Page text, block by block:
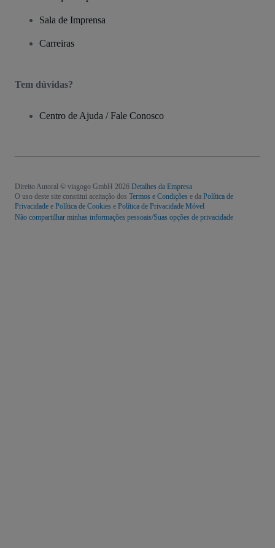
Sala de Imprensa
Carreiras
Tem dúvidas?
Centro de Ajuda / Fale Conosco
Direito Autoral © viagogo GmbH 2026 Detalhes da Empresa
O uso deste site constitui aceitação dos Termos e Condições e da Política de
Privacidade e Política de Cookies e Política de Privacidade Móvel
Não compartilhar minhas informações pessoais/Suas opções de privacidade